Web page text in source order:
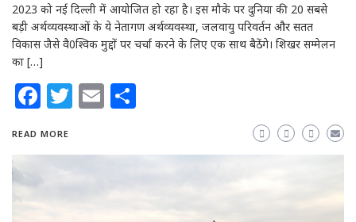
2023 को नई दिल्ली में आयोजित हो रहा है। इस मौके पर दुनिया की 20 सबसे
बड़ी अर्थव्यवस्थाओं के ये नेतागण अर्थव्यवस्था, जलवायु परिवर्तन और सतत
विकास जैसे वै0श्विक मुद्दों पर चर्चा करने के लिए एक साथ बैठेंगे। शिखर सम्मेलन
का […]
Facebook
Twitter
Email
READ MORE